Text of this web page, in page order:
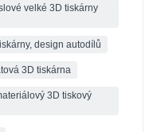
velké 3D tiskárny
design autodílů
3D tiskárna
3D tiskový